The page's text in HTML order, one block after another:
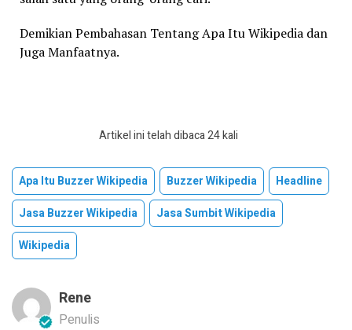
Demikian Pembahasan Tentang Apa Itu Wikipedia dan
Juga Manfaatnya.
Artikel ini telah dibaca 24 kali
Apa Itu Buzzer Wikipedia Buzzer Wikipedia
Headline
Jasa Buzzer Wikipedia
Jasa Sumbit Wikipedia
Wikipedia
Rene
Penulis